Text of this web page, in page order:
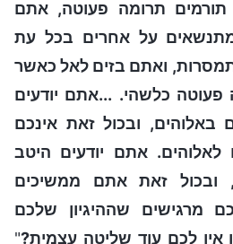
תרומה פעוטה, אתם
על אחרים בכל עת
ואתם בזים לאל כאשר
כלשהי. ...אתם יודעים
ובכול זאת אינכם
לאלוהים. אתם יודעים היטב
ובכול זאת אתם ממשיכים
מרגישים שההיגיון שלכם
לכם עוד שליטה עצמית?"